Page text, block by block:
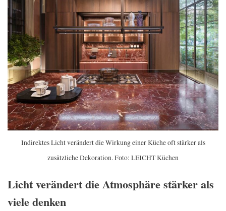
Indirektes Licht verändert die Wirkung einer Küche oft stärker als
zusätzliche Dekoration. Foto: LEICHT Küchen
Licht verändert die Atmosphäre stärker als
viele denken